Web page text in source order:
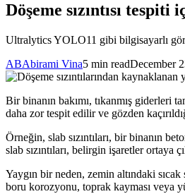
Döşeme sızıntısı
Ultralytics YOLO11 gibi bilgisayarlı
ABAbirami Vina5 min readDecember
Bir binanın bakımı, tıkanmış giderleri
daha zor tespit edilir ve gözden
Örneğin, slab sızıntıları, bir binanın
slab sızıntıları, belirgin işaretler ortaya
Yaygın bir neden, zemin altındaki
boru korozyonu, toprak kayması veya